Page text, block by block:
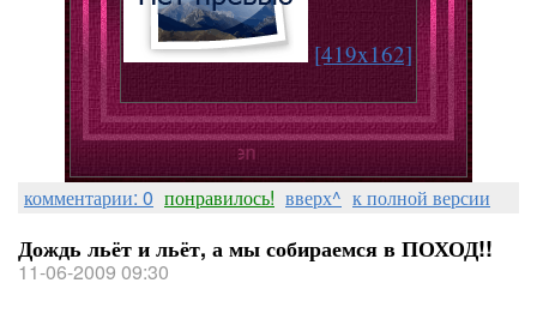
[419x162]
vivien-vivien
комментарии: 0 понравилось! вверх^ к полной версии
Дождь льёт и льёт, а мы собираемся в ПОХОД!!
11-06-2009 09:30